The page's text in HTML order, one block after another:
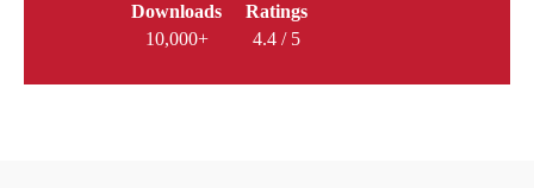
Downloads
10,000+
Ratings
4.4 / 5